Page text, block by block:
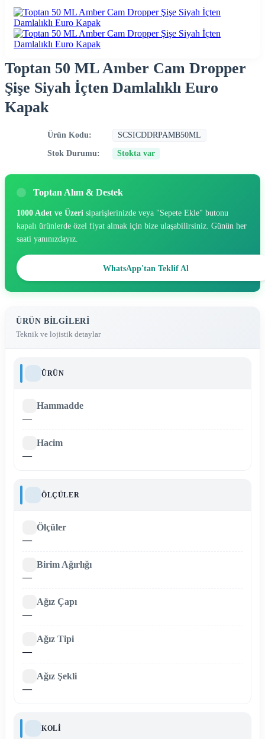
Toptan 50 ML Amber Cam Dropper
Şişe Siyah İçten Damlalıklı Euro
Kapak
Ürün Kodu: SCSICDDRPAMB50ML
Stok Durumu: Stokta var
Toptan Alım & Destek
1000 Adet ve Üzeri siparişlerinizde veya "Sepete Ekle" butonu
kapalı ürünlerde özel fiyat almak için bize ulaşabilirsiniz. Günün her
saati yanınızdayız.
WhatsApp'tan Teklif Al
ÜRÜN BILGILERI
Teknik ve lojistik detaylar
ÜRÜN
Hammadde
—
Hacim
—
ÖLÇÜLER
Ölçüler
—
Birim Ağırlığı
—
Ağız Çapı
—
Ağız Tipi
—
Ağız Şekli
—
KOLI